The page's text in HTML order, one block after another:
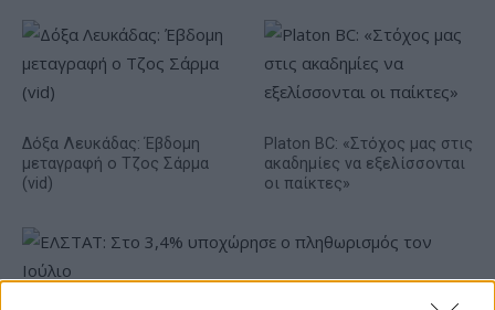
Δόξα Λευκάδας: Έβδομη
μεταγραφή ο Τζος Σάρμα
(vid)
Platon BC: «Στόχος μας στις
ακαδημίες να εξελίσσονται
οι παίκτες»